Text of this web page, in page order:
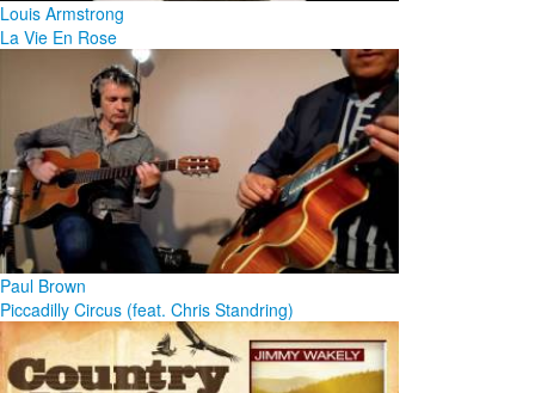
Louis Armstrong
La Vie En Rose
Paul Brown
Piccadilly Circus (feat. Chris Standring)